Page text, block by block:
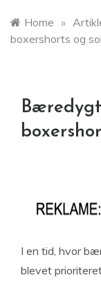
Home »
boxershorts og
I en tid, hvor
blevet